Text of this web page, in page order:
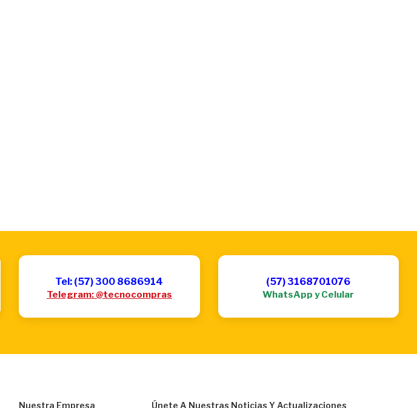
Tel: (57) 300 8686914
Telegram: @tecnocompras
(57) 3168701076
WhatsApp y Celular
Nuestra Empresa Únete A Nuestras Noticias Y Actualizaciones